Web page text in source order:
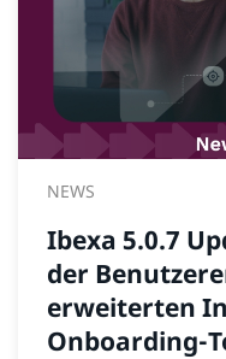
NEWS
Ibexa 5.0.7
der
erweiterten
Onboarding-